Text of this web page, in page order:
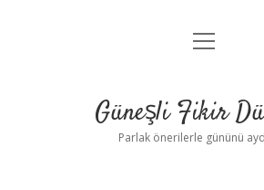
Anasayfa
Yasal Uyarı
menüyü
Güneşli Fikir
Parlak önerilerle gününü